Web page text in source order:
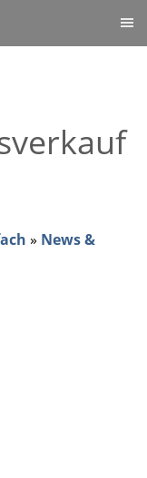
» News &